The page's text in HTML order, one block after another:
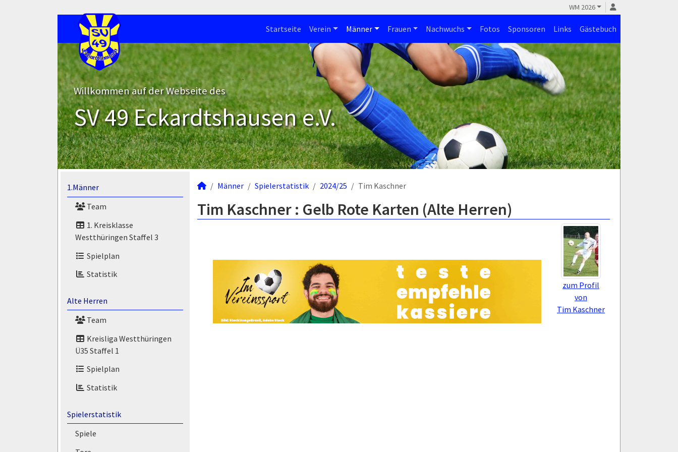
WM 2026
Startseite Verein Männer Frauen Nachwuchs Fotos Sponsoren Links Gästebuch
Willkommen auf der Webseite des
SV 49 Eckardtshausen e.V.
1.Männer
Team
1. Kreisklasse
Westthüringen Staffel 3
Spielplan
Statistik
Alte Herren
Team
Kreisliga Westthüringen
Ü35 Staffel 1
Spielplan
Statistik
Spielerstatistik
Spiele
Männer Spielerstatistik 2024/25 Tim Kaschner
Tim Kaschner : Gelb Rote Karten (Alte Herren)
zum Profil
von
Tim Kaschner